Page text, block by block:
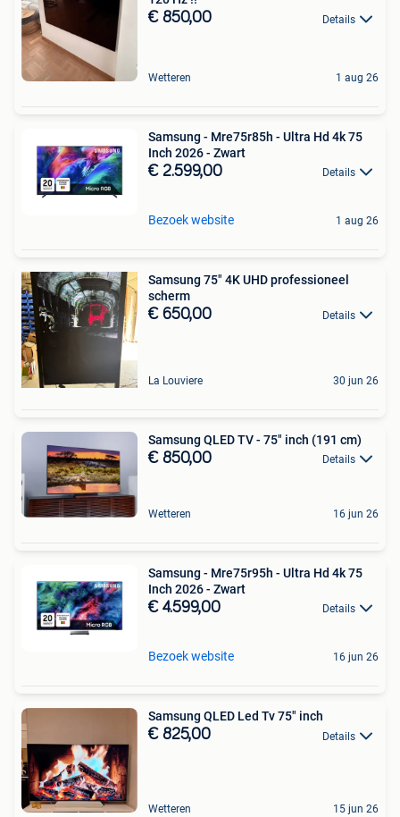
€ 850,00 Details
Wetteren 1 aug 26
Samsung - Mre75r85h - Ultra Hd 4k 75
Inch 2026 - Zwart
€ 2.599,00 Details
Bezoek website 1 aug 26
Samsung 75″ 4K UHD professioneel
scherm
€ 650,00 Details
La Louviere 30 jun 26
Samsung QLED TV - 75" inch (191 cm)
€ 850,00 Details
Wetteren 16 jun 26
Samsung - Mre75r95h - Ultra Hd 4k 75
Inch 2026 - Zwart
€ 4.599,00 Details
Bezoek website 16 jun 26
Samsung QLED Led Tv 75" inch
€ 825,00 Details
Wetteren 15 jun 26